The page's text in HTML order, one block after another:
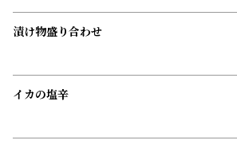
漬け物盛り合わせ
イカの塩辛